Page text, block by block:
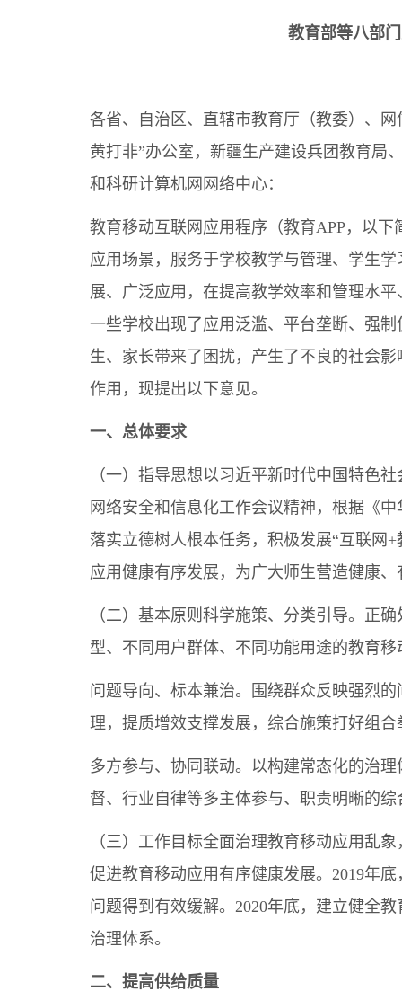
教育部等八部
各省、自治区、直辖市教育厅（教委）、
黄打非”办公室，新疆生产建设兵团教育局
和科研计算机网网络中心：
教育移动互联网应用程序（教育APP，以
应用场景，服务于学校教学与管理、学生
展、广泛应用，在提高教学效率和管理水
一些学校出现了应用泛滥、平台垄断、强
生、家长带来了困扰，产生了不良的社会
作用，现提出以下意见。
一、总体要求
（一）指导思想以习近平新时代中国特色
网络安全和信息化工作会议精神，根据《
落实立德树人根本任务，积极发展“互联网
应用健康有序发展，为广大师生营造健康
（二）基本原则科学施策、分类引导。正
型、不同用户群体、不同功能用途的教育
问题导向、标本兼治。围绕群众反映强烈
理，提质增效支撑发展，综合施策打好组合
多方参与、协同联动。以构建常态化的治
督、行业自律等多主体参与、职责明晰的
（三）工作目标全面治理教育移动应用乱
促进教育移动应用有序健康发展。2019年
问题得到有效缓解。2020年底，建立健全
治理体系。
二、提高供给质量